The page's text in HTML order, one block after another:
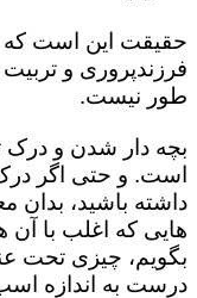
حقیقت این است که
فرزندپروری و
طور نیست.
بچه دار شدن و درک
است. و حتی اگر
داشته باشید، بدان
هایی که اغلب با آن
بگویم، چیزی تحت
درست به اندازه